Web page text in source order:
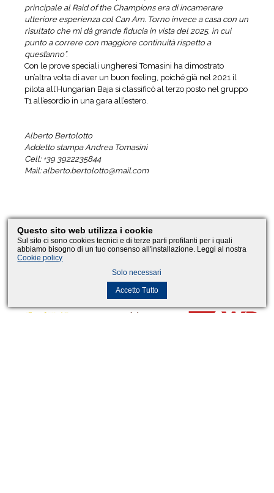
Questo sito web utilizza i cookie
Sul sito ci sono cookies tecnici e di terze parti profilanti per i quali
abbiamo bisogno di un tuo consenso all'installazione. Leggi al nostra
Cookie policy
Solo necessari
Accetto Tutto
principale al Raid of the Champions era di incamerare
ulteriore esperienza col Can Am. Torno invece a casa con un
risultato che mi dà grande fiducia in vista del 2025, in cui
punto a correre con maggiore continuità rispetto a
quest’anno”.
Con le prove speciali ungheresi Tomasini ha dimostrato
un’altra volta di aver un buon feeling, poiché già nel 2021 il
pilota all’Hungarian Baja si classificò al terzo posto nel gruppo
T1 all’esordio in una gara all’estero.
Alberto Bertolotto
Addetto stampa Andrea Tomasini
Cell: +39 3922235844
Mail:alberto.bertolotto@mail.com
PartnerEventi4x4